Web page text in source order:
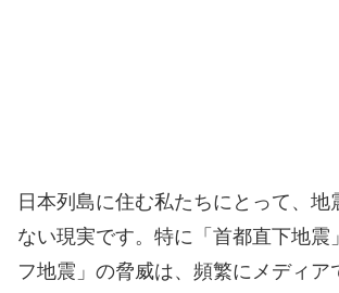
日本列島に住む私たちにとって、地
ない現実です。特に「首都直下地震
フ地震」の脅威は、頻繁にメディア